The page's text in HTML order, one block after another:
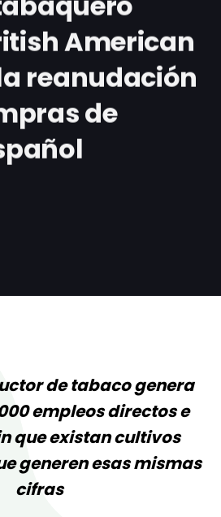
American
reanudación
de
de tabaco genera
empleos directos e
que existan cultivos
generen esas mismas
cifras